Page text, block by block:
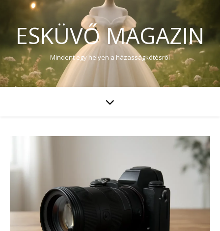
ESKÜVŐ MAGAZIN
Mindent egy helyen a házasságkötésről